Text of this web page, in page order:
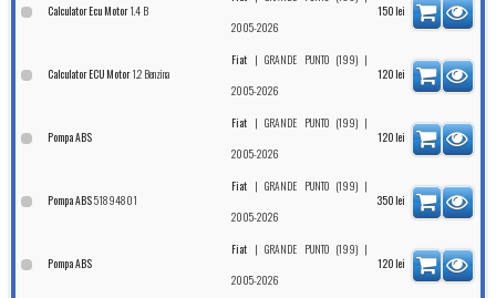
Calculator Ecu Motor1.4 B
2005-2026
150 lei
Calculator ECU Motor1.2 Benzina
Fiat |GRANDE PUNTO (199) |
2005-2026
120 lei
Pompa ABS
Fiat |GRANDE PUNTO (199) |
2005-2026
120 lei
Pompa ABS51894801
Fiat |GRANDE PUNTO (199) |
2005-2026
350 lei
Pompa ABS
Fiat |GRANDE PUNTO (199) |
2005-2026
120 lei